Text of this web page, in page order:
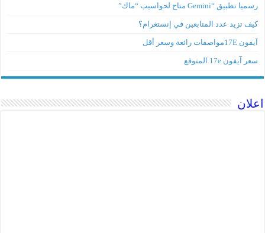
رسميا تطبيق “Gemini متاح لحواسيب “ماك”
كيف تزيد عدد المتابعين في إنستغرام؟
آيفون 17Eمواصفات رائعة وسعر أقل
سعر آيفون 17e المتوقع
اعلان